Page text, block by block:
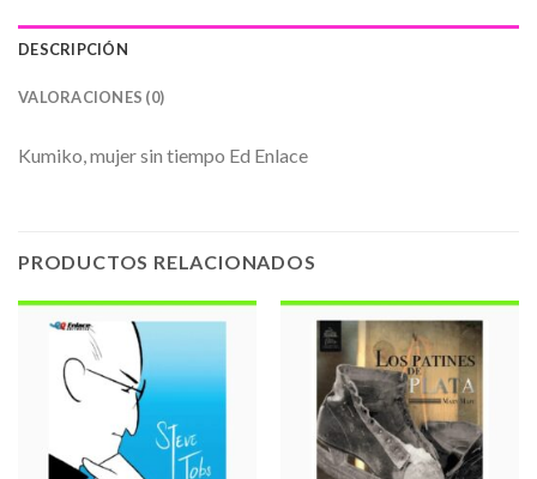
DESCRIPCIÓN
VALORACIONES (0)
Kumiko, mujer sin tiempo Ed Enlace
PRODUCTOS RELACIONADOS